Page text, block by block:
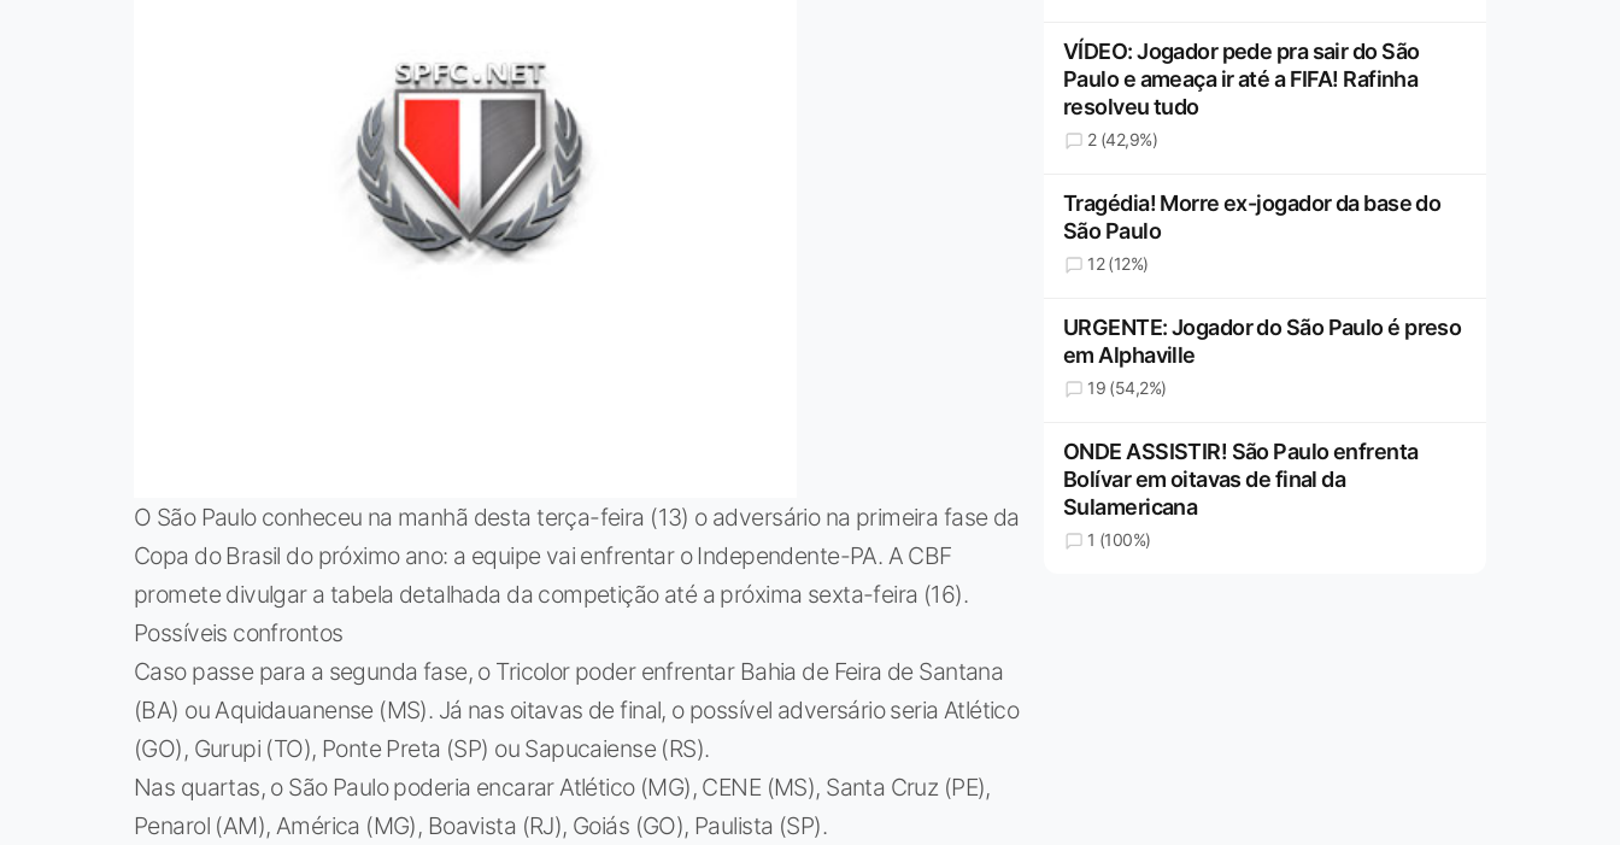
O São Paulo conheceu na manhã desta terça-feira (13) o adversário na primeira fase da
Copa do Brasil do próximo ano: a equipe vai enfrentar o Independente-PA. A CBF
promete divulgar a tabela detalhada da competição até a próxima sexta-feira (16).
Possíveis confrontos
Caso passe para a segunda fase, o Tricolor poder enfrentar Bahia de Feira de Santana
(BA) ou Aquidauanense (MS). Já nas oitavas de final, o possível adversário seria Atlético
(GO), Gurupi (TO), Ponte Preta (SP) ou Sapucaiense (RS).
Nas quartas, o São Paulo poderia encarar Atlético (MG), CENE (MS), Santa Cruz (PE),
Penarol (AM), América (MG), Boavista (RJ), Goiás (GO), Paulista (SP).
VÍDEO: Jogador pede pra sair do São
Paulo e ameaça ir até a FIFA! Rafinha
resolveu tudo
2 (42,9%)
Tragédia! Morre ex-jogador da base do
São Paulo
12 (12%)
URGENTE: Jogador do São Paulo é preso
em Alphaville
19 (54,2%)
ONDE ASSISTIR! São Paulo enfrenta
Bolívar em oitavas de final da
Sulamericana
1 (100%)